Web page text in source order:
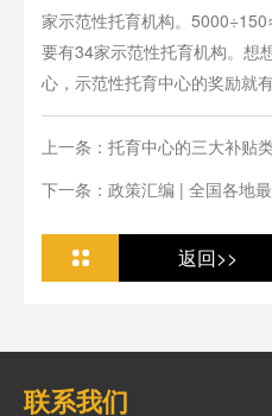
家示范性托育机构。
要有34家示范性托育机构。想
心，示范性托育中心的奖励就有
上一条：托育中心的三大补贴
下一条：政策汇编 | 全国各地
返回>>
联系我们